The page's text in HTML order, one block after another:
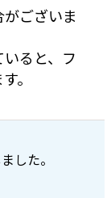
ございま
ると、フ
。
した。